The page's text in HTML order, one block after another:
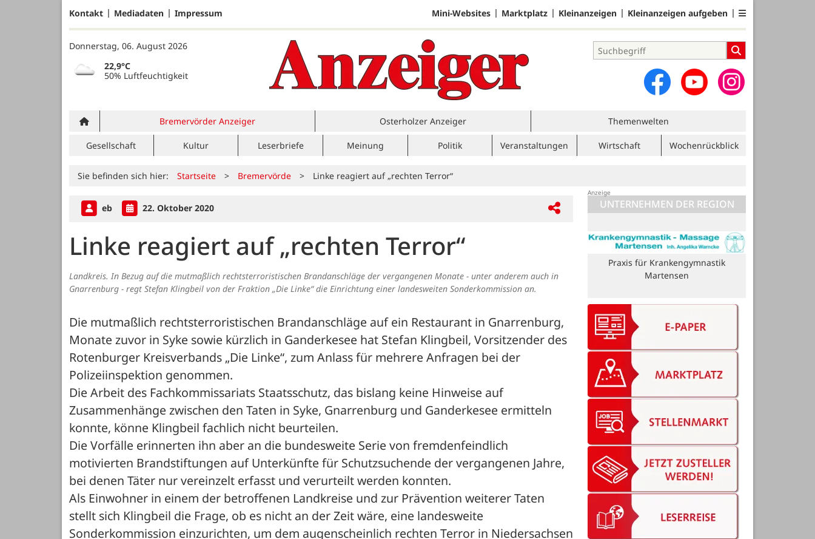
Kontakt Mediadaten Impressum Mini-Websites Marktplatz Kleinanzeigen Kleinanzeigen aufgeben
Donnerstag, 06. August 2026
22,9°C
50% Luftfeuchtigkeit
Bremervörder Anzeiger Osterholzer Anzeiger Themenwelten
Gesellschaft Kultur Leserbriefe Meinung Politik Veranstaltungen Wirtschaft Wochenrückblick
Sie befinden sich hier: Startseite > Bremervörde > Linke reagiert auf „rechten Terror“
eb 22. Oktober 2020
Linke reagiert auf „rechten Terror“
Landkreis. In Bezug auf die mutmaßlich rechtsterroristischen Brandanschläge der vergangenen Monate - unter anderem auch in
Gnarrenburg - regt Stefan Klingbeil von der Fraktion „Die Linke“ die Einrichtung einer landesweiten Sonderkommission an.
Die mutmaßlich rechtsterroristischen Brandanschläge auf ein Restaurant in Gnarrenburg,
Monate zuvor in Syke sowie kürzlich in Ganderkesee hat Stefan Klingbeil, Vorsitzender des
Rotenburger Kreisverbands „Die Linke“, zum Anlass für mehrere Anfragen bei der
Polizeiinspektion genommen.
Die Arbeit des Fachkommissariats Staatsschutz, das bislang keine Hinweise auf
Zusammenhänge zwischen den Taten in Syke, Gnarrenburg und Ganderkesee ermitteln
konnte, könne Klingbeil fachlich nicht beurteilen.
Die Vorfälle erinnerten ihn aber an die bundesweite Serie von fremdenfeindlich
motivierten Brandstiftungen auf Unterkünfte für Schutzsuchende der vergangenen Jahre,
bei denen Täter nur vereinzelt erfasst und verurteilt werden konnten.
Als Einwohner in einem der betroffenen Landkreise und zur Prävention weiterer Taten
stellt sich Klingbeil die Frage, ob es nicht an der Zeit wäre, eine landesweite
Sonderkommission einzurichten, um dem augenscheinlich rechten Terror in Niedersachsen
UNTERNEHMEN DER REGION
Praxis für Krankengymnastik
Martensen